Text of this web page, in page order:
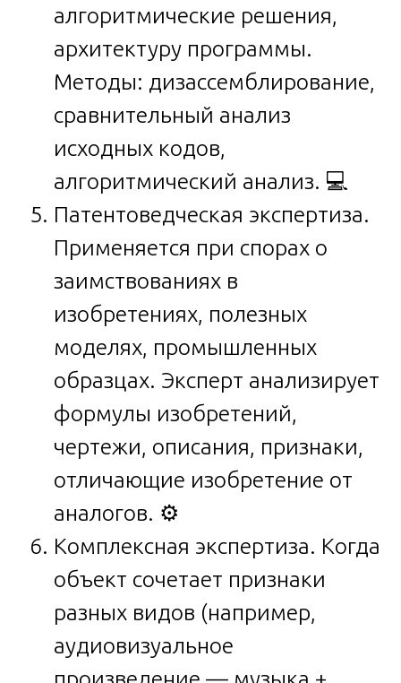
алгоритмические решения,
архитектуру программы.
Методы: дизассемблирование,
сравнительный анализ
исходных кодов,
алгоритмический анализ. 💻
Патентоведческая экспертиза.
Применяется при спорах о
заимствованиях в
изобретениях, полезных
моделях, промышленных
образцах. Эксперт анализирует
формулы изобретений,
чертежи, описания, признаки,
отличающие изобретение от
аналогов. ⚙️
Комплексная экспертиза. Когда
объект сочетает признаки
разных видов (например,
аудиовизуальное